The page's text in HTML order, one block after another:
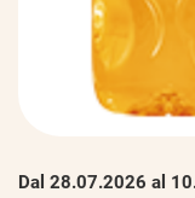
Dal 28.07.2026 al